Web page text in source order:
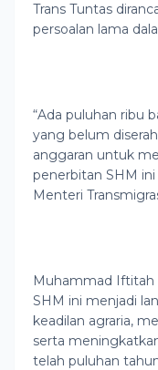
Trans Tuntas
persoalan lama
“Ada puluhan ribu
yang belum
anggaran untuk
penerbitan SHM
Menteri
Muhammad Iftitah
SHM ini menjadi
keadilan agraria,
serta
telah puluhan